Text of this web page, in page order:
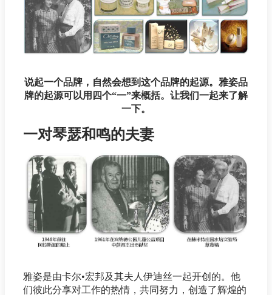
说起一个品牌，自然会想到这个品牌的起源。雅姿品
牌的起源可以用四个“一”来概括。让我们一起来了解
一下。
一对琴瑟和鸣的夫妻
雅姿是由卡尔•宏邦及其夫人伊迪丝一起开创的。他
们彼此分享对工作的热情，共同努力，创造了辉煌的